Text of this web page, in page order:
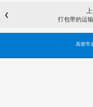
打包带的运
高密市